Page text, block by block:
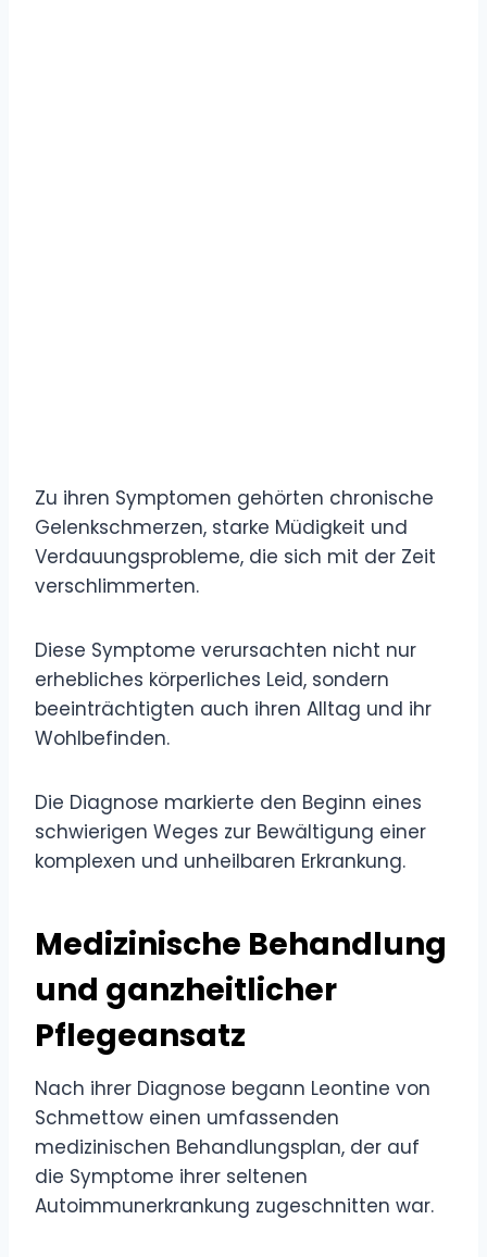
Zu ihren Symptomen gehörten chronische
Gelenkschmerzen, starke Müdigkeit und
Verdauungsprobleme, die sich mit der Zeit
verschlimmerten.
Diese Symptome verursachten nicht nur
erhebliches körperliches Leid, sondern
beeinträchtigten auch ihren Alltag und ihr
Wohlbefinden.
Die Diagnose markierte den Beginn eines
schwierigen Weges zur Bewältigung einer
komplexen und unheilbaren Erkrankung.
Medizinische Behandlung
und ganzheitlicher
Pflegeansatz
Nach ihrer Diagnose begann Leontine von
Schmettow einen umfassenden
medizinischen Behandlungsplan, der auf
die Symptome ihrer seltenen
Autoimmunerkrankung zugeschnitten war.